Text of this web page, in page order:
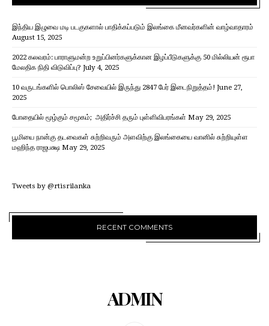
இந்திய இழுவை மடி படகுகளால் பாதிக்கப்படும் இலங்கை மீனவர்களின் வாழ்வாதாரம்
August 15, 2025
2022 கலவரம்: பாராளுமன்ற உறுப்பினர்களுக்கான இழப்பீடுகளுக்கு 50 மில்லியன் ரூபா
மேலதிக நிதி விடுவிப்பு? July 4, 2025
10 வருடங்களில் பொலிஸ் சேவையில் இருந்து 2847 பேர் இடைநிறுத்தம்! June 27,
2025
போதையில் மூழ்கும் சமூகம்; அதிர்ச்சி தரும் புள்ளிவிபரங்கள் May 29, 2025
பூமியை நான்கு தடவைகள் சுற்றிவரும் அளவிற்கு இலங்கையை வானில் சுற்றியுள்ள
மஹிந்த ராஜபக்ஷ May 29, 2025
Tweets by @rtisrilanka
RECENT COMMENTS
ADMIN